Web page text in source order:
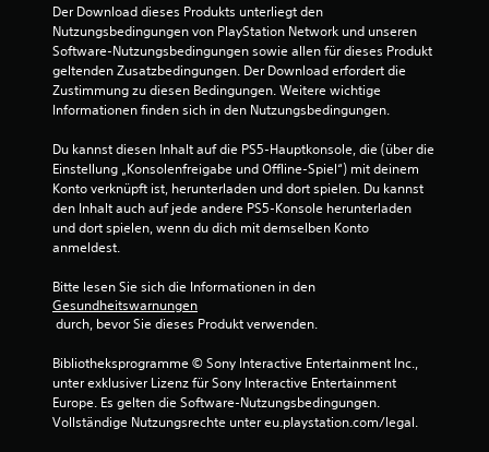
Der Download dieses Produkts unterliegt den
Nutzungsbedingungen von PlayStation Network und unseren
Software-Nutzungsbedingungen sowie allen für dieses Produkt
geltenden Zusatzbedingungen. Der Download erfordert die
Zustimmung zu diesen Bedingungen. Weitere wichtige
Informationen finden sich in den Nutzungsbedingungen.
Du kannst diesen Inhalt auf die PS5-Hauptkonsole, die (über die
Einstellung „Konsolenfreigabe und Offline-Spiel“) mit deinem
Konto verknüpft ist, herunterladen und dort spielen. Du kannst
den Inhalt auch auf jede andere PS5-Konsole herunterladen
und dort spielen, wenn du dich mit demselben Konto
anmeldest.
Bitte lesen Sie sich die Informationen in den
Gesundheitswarnungen
durch, bevor Sie dieses Produkt verwenden.
Bibliotheksprogramme © Sony Interactive Entertainment Inc.,
unter exklusiver Lizenz für Sony Interactive Entertainment
Europe. Es gelten die Software-Nutzungsbedingungen.
Vollständige Nutzungsrechte unter eu.playstation.com/legal.